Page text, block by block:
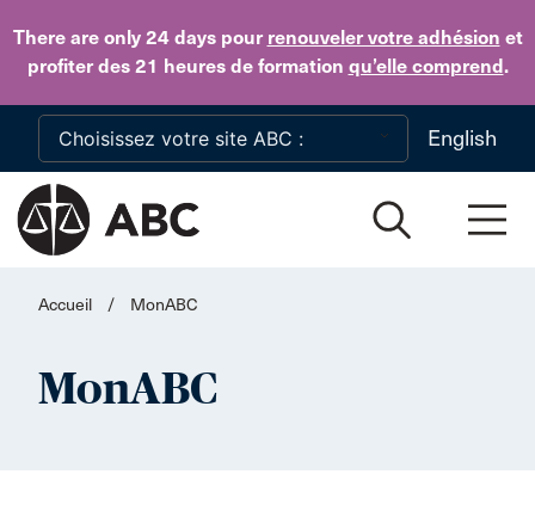
There are only 24 dayspour renouveler votre adhésion et
profiter des 21 heures de formation qu’elle comprend.
Skip to main content
English
Accueil / MonABC
MonABC